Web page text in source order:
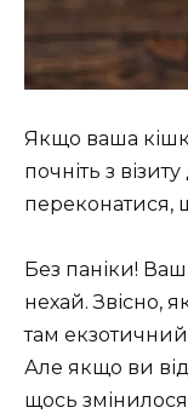
Якщо ваша
почніть з
переконатися,
Без паніки!
нехай. Звісно,
там
Але якщо ви
щось